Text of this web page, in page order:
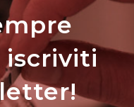
iscriviti